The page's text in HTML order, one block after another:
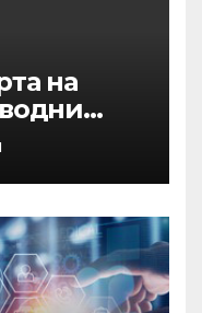
на
за
г.